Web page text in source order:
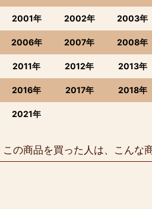
2001年 2002年 2003年
2006年 2007年 2008年
2011年 2012年 2013年
2016年 2017年 2018年
2021年
この商品を買った人は、こんな